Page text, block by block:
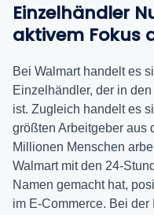
Einzelhändler
aktivem Fokus
Bei Walmart handelt es
Einzelhändler, der in
ist. Zugleich handelt es
größten Arbeitgeber aus
Millionen Menschen
Walmart mit den 24-
Namen gemacht hat,
im E-Commerce. Bei